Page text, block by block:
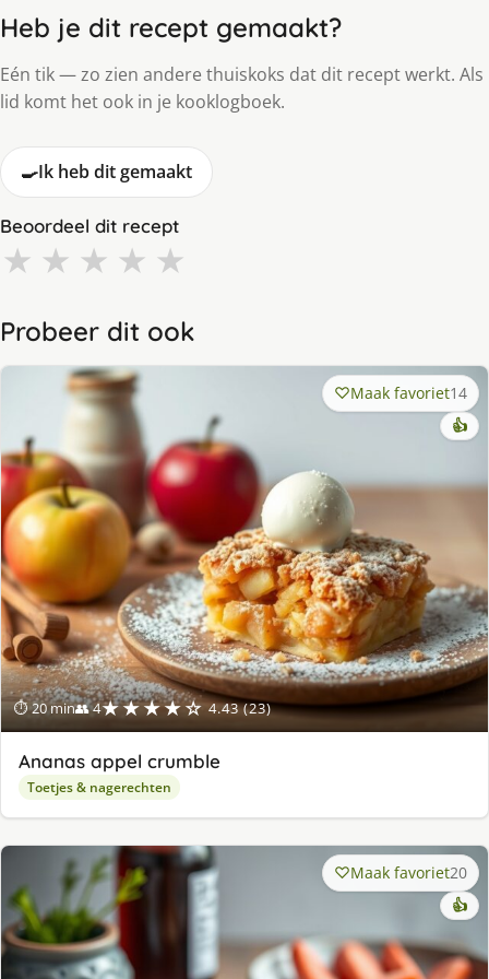
Heb je dit recept gemaakt?
Eén tik — zo zien andere thuiskoks dat dit recept werkt. Als
lid komt het ook in je kooklogboek.
🍳Ik heb dit gemaakt
Beoordeel dit recept
★ ★ ★ ★ ★
Probeer dit ook
⏱ 20 min👥 4★★★★☆ 4.43 (23)
Maak favoriet14
👍
Ananas appel crumble
Toetjes & nagerechten
Maak favoriet20
👍